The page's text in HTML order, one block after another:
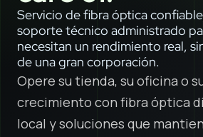
Servicio de fibra óptica
soporte técnico administrado
necesitan un rendimiento real,
de una gran corporación.
Opere su tienda, su oficina o
crecimiento con fibra óptica
local y soluciones que